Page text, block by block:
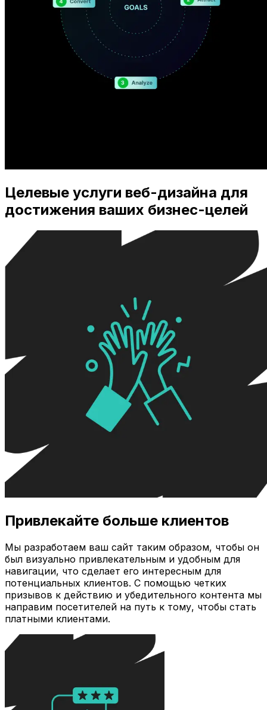
Целевые услуги веб-дизайна для
достижения ваших бизнес-целей
Привлекайте больше клиентов
Мы разработаем ваш сайт таким образом, чтобы он
был визуально привлекательным и удобным для
навигации, что сделает его интересным для
потенциальных клиентов. С помощью четких
призывов к действию и убедительного контента мы
направим посетителей на путь к тому, чтобы стать
платными клиентами.